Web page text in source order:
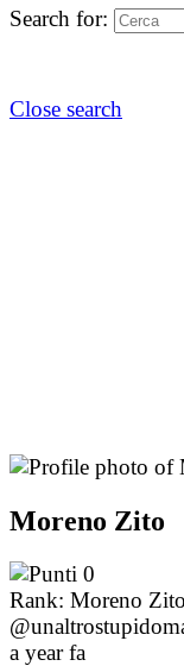
Search for:
Close search
Moreno Zito
0
Rank: Moreno Zito
a year fa